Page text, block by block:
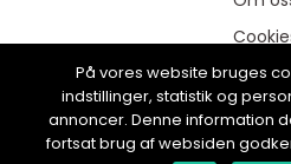
Kontakt
På vores website bruges
indstillinger, statistik og
annoncer. Denne information
fortsat brug af websiden